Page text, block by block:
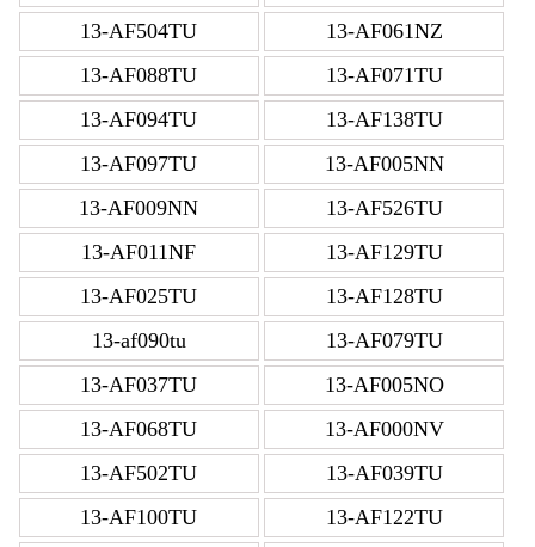
13-AF504TU
13-AF061NZ
13-AF088TU
13-AF071TU
13-AF094TU
13-AF138TU
13-AF097TU
13-AF005NN
13-AF009NN
13-AF526TU
13-AF011NF
13-AF129TU
13-AF025TU
13-AF128TU
13-af090tu
13-AF079TU
13-AF037TU
13-AF005NO
13-AF068TU
13-AF000NV
13-AF502TU
13-AF039TU
13-AF100TU
13-AF122TU